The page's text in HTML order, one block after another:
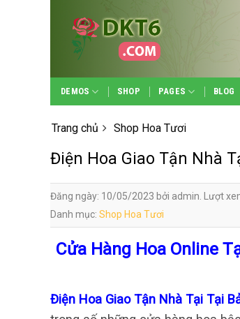
content
DEMOS SHOP PAGES BLOG
Trang chủ Shop Hoa Tươi
Điện Hoa Giao Tận Nhà
Đăng ngày: 10/05/2023 bởi admin. Lượt
Danh mục: Shop Hoa Tươi
Cửa Hàng Hoa Online
Điện Hoa Giao Tận Nhà Tại Tại